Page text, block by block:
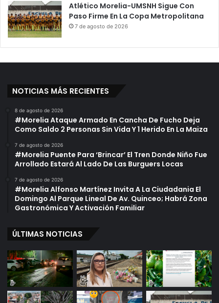
Atlético Morelia-UMSNH Sigue Con
Paso Firme En La Copa Metropolitana
7 de agosto de 2026
NOTICIAS MÁS RECIENTES
8 de agosto de 2026
#Morelia Ataque Armado En Cancha De Fucho Deja
Como Saldo 2 Personas Sin Vida Y 1 Herido En La Maiza
7 de agosto de 2026
#Morelia Puente Para ‘Brincar’ El Tren Donde Niño Fue
Arrollado Estará Al Lado De Las Burguers Locas
7 de agosto de 2026
#Morelia Alfonso Martínez Invita A La Ciudadania El
Domingo Al Parque Lineal De Av. Quinceo; Habrá Zona
Gastronómica Y Activación Familiar
ÚLTIMAS NOTICIAS